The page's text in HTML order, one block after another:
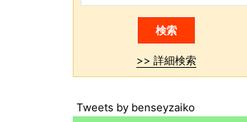
>> 詳細検索
Tweets by benseyzaiko